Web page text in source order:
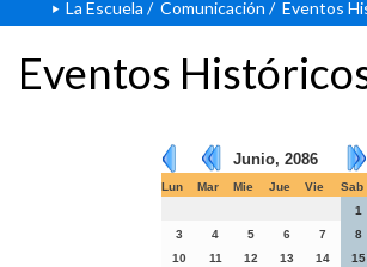
La Escuela / Comunicación / Eventos
Eventos
Junio, 2086
Lun Mar Mie Jue Vie Sab
1
3
4 5 6 7 8
10
11 12 13 14 15